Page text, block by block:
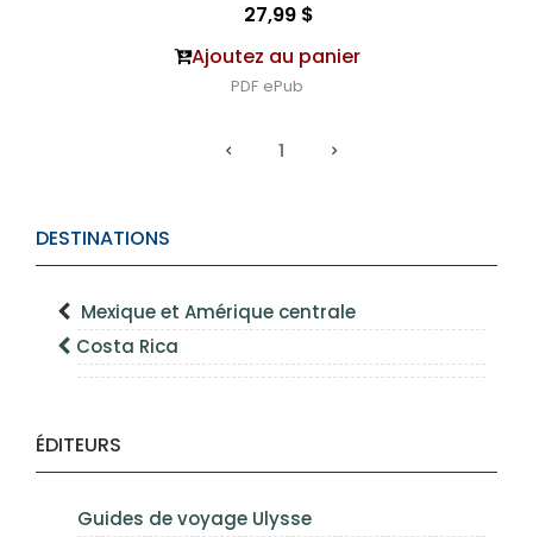
DESTINATIONS
Mexique et Amérique centrale
Costa Rica
ÉDITEURS
Guides de voyage Ulysse
27,99 $
Ajoutez au panier
PDF ePub
1